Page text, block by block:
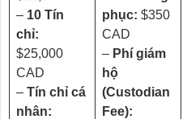
– 10 Tín
chỉ:
$25,000
CAD
– Tín chỉ cá
nhân:
phục: $350
CAD
– Phí giám
hộ
(Custodian
Fee):